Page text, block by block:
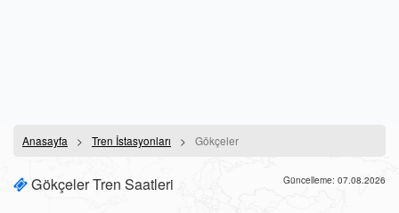
Anasayfa Tren İstasyonları Gökçeler
Gökçeler Tren Saatleri Güncelleme: 07.08.2026